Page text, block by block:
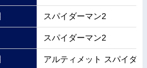
スパイダーマン2
スパイダーマン2
アルティメット スパイダ